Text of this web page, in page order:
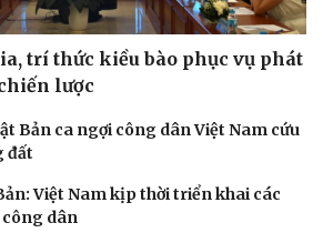
trí thức kiều bào phục vụ phát
lược
Bản ca ngợi công dân Việt Nam cứu
đất
Việt Nam kịp thời triển khai các
công dân